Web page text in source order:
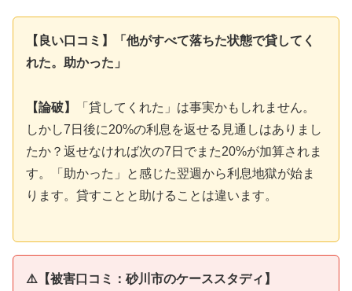
【良い口コミ】「他がすべて落ちた状態で貸してく
れた。助かった」
【論破】
「貸してくれた」は事実かもしれません。
しかし7日後に20%の利息を返せる見通しはありまし
たか？返せなければ次の7日でまた20%が加算されま
す。「助かった」と感じた翌週から利息地獄が始ま
ります。貸すことと助けることは違います。
⚠️【被害口コミ：砂川市のケーススタディ】